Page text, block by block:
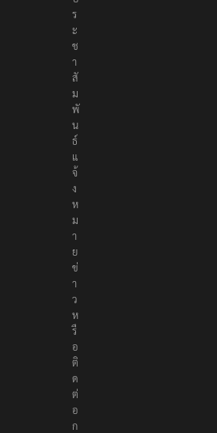
ะ
ช
า
สั
ม
พั
น
ธ์
แ
จ้
ง
ห
ม
า
ย
ข่
า
ว
ห
รื
อ
ติ
ด
ต่
อ
ก
อ